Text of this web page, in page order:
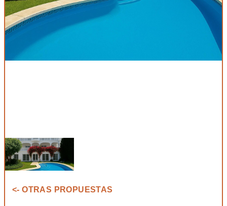
<- OTRAS PROPUESTAS